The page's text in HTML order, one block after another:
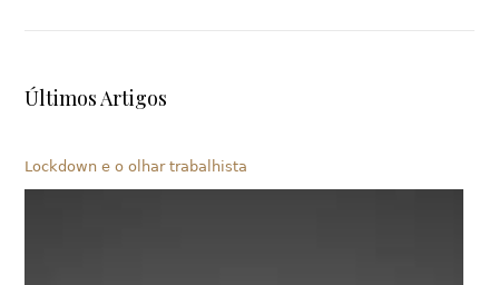
Últimos Artigos
Lockdown e o olhar trabalhista